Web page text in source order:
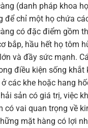
(danh pháp khoa
để chỉ một họ chứa
có đặc điểm gồm
bắp, hầu hết họ tôm
và đầy sức mạnh.
điều kiện sống khắt
ở các khe hoặc hang
sản có giá trị, việc
có vai quan trọng về
mặt hàng có lợi